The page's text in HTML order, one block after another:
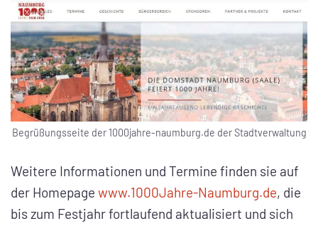
Begrüßungsseite der 1000jahre-naumburg.de der Stadtverwaltung
Weitere Informationen und Termine finden sie auf
der Homepage www.1000Jahre-Naumburg.de, die
bis zum Festjahr fortlaufend aktualisiert und sich